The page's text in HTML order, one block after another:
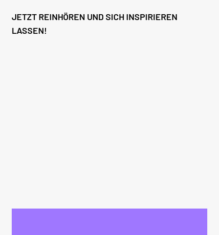
JETZT REINHÖREN UND SICH INSPIRIEREN
LASSEN!